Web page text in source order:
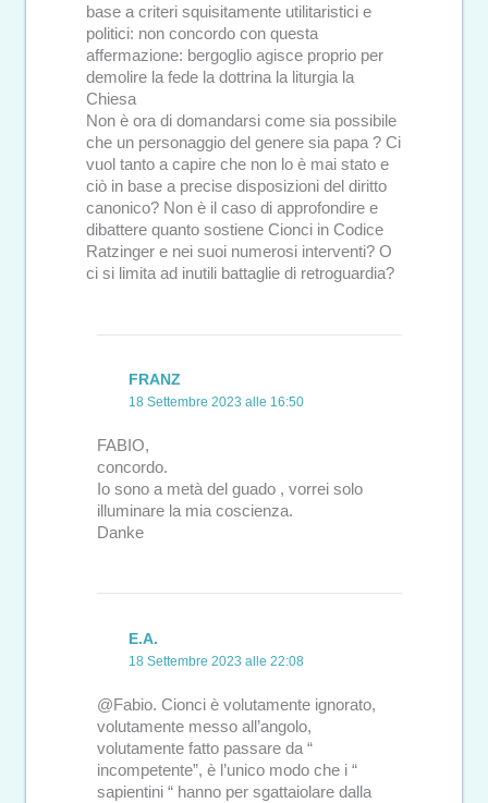
base a criteri squisitamente utilitaristici e
politici: non concordo con questa
affermazione: bergoglio agisce proprio per
demolire la fede la dottrina la liturgia la
Chiesa
Non è ora di domandarsi come sia possibile
che un personaggio del genere sia papa ? Ci
vuol tanto a capire che non lo è mai stato e
ciò in base a precise disposizioni del diritto
canonico? Non è il caso di approfondire e
dibattere quanto sostiene Cionci in Codice
Ratzinger e nei suoi numerosi interventi? O
ci si limita ad inutili battaglie di retroguardia?
FRANZ
18 Settembre 2023 alle 16:50
FABIO,
concordo.
Io sono a metà del guado , vorrei solo
illuminare la mia coscienza.
Danke
E.A.
18 Settembre 2023 alle 22:08
@Fabio. Cionci è volutamente ignorato,
volutamente messo all’angolo,
volutamente fatto passare da “
incompetente”, è l’unico modo che i “
sapientini “ hanno per sgattaiolare dalla